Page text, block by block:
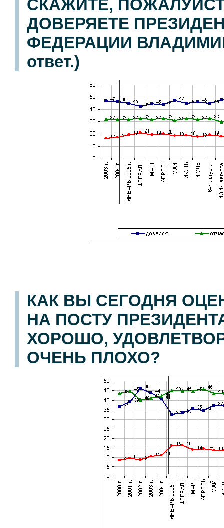
СКАЖИТЕ,
ДОВЕРЯЕТЕ
ФЕДЕРАЦИИ
ответ.)
КАК ВЫ СЕГОДНЯ
НА ПОСТУ
ХОРОШО,
ОЧЕНЬ ПЛОХО?